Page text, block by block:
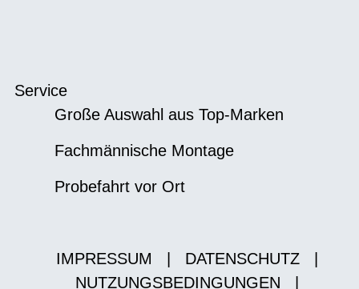
Service
Große Auswahl aus Top-Marken
Fachmännische Montage
Probefahrt vor Ort
IMPRESSUM DATENSCHUTZ
NUTZUNGSBEDINGUNGEN